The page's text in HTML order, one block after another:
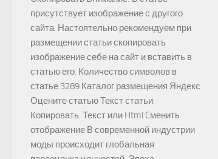
присутствует изображение с другого
сайта. Настоятельно рекомендуем при
размещении статьи скопировать
изображение себе на сайт и вставить в
статью его. Количество символов в
статье 3289 Каталог размещения Яндекс
Оцените статью Текст статьи:
Копировать: Текст или Html Cменить
отображение В современной индустрии
моды происходит глобальная